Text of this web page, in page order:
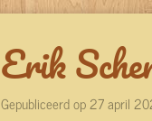
Erik
Gepubliceerd op 27 april